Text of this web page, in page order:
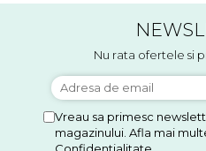
Nu rata ofertele si
Vreau sa primesc
magazinului. Afla mai